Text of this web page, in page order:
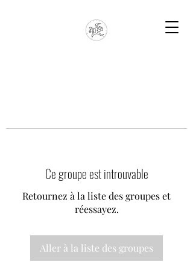
Ce groupe est introuvable
Retournez à la liste des groupes et
réessayez.
Aller à la liste des groupes